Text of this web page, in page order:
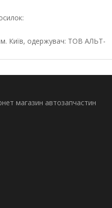
Київ, одержувач: ТОВ АЛЬТ-
магазин автозапчастин